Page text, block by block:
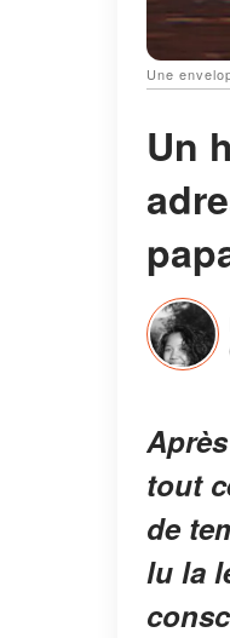
Une
Un
tout
de
lu la